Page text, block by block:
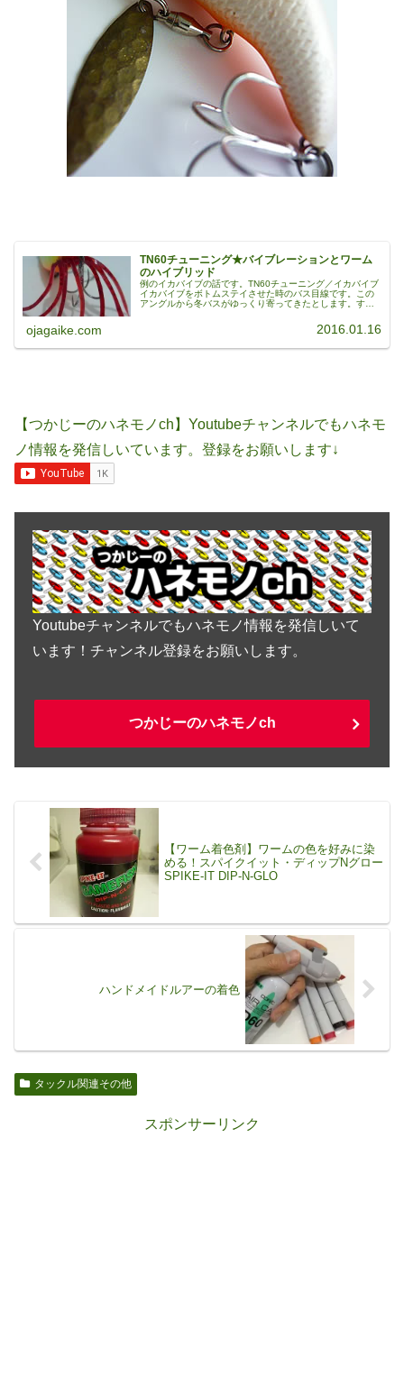
TN60チューニング★バイブレーションとワーム
のハイブリッド
例のイカバイブの話です。TN60チューニング／イカバイブ
イカバイブをボトムステイさせた時のバス目線です。この
アングルから冬バスがゆっくり寄ってきたとします。する
ojagaike.com 2016.01.16
【つかじーのハネモノch】Youtubeチャンネルでもハネモ
ノ情報を発信しいています。登録をお願いします↓
Youtubeチャンネルでもハネモノ情報を発信しいて
います！チャンネル登録をお願いします。
つかじーのハネモノch
【ワーム着色剤】ワームの色を好みに染
める！スパイクイット・ディップNグロー
SPIKE-IT DIP-N-GLO
ハンドメイドルアーの着色
タックル関連その他
スポンサーリンク